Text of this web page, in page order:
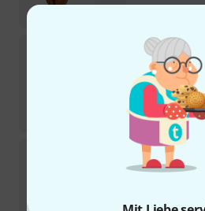
Meister Rubner
In 10–13 Wochen
€
UVP:10.750 €
Meister Rubner